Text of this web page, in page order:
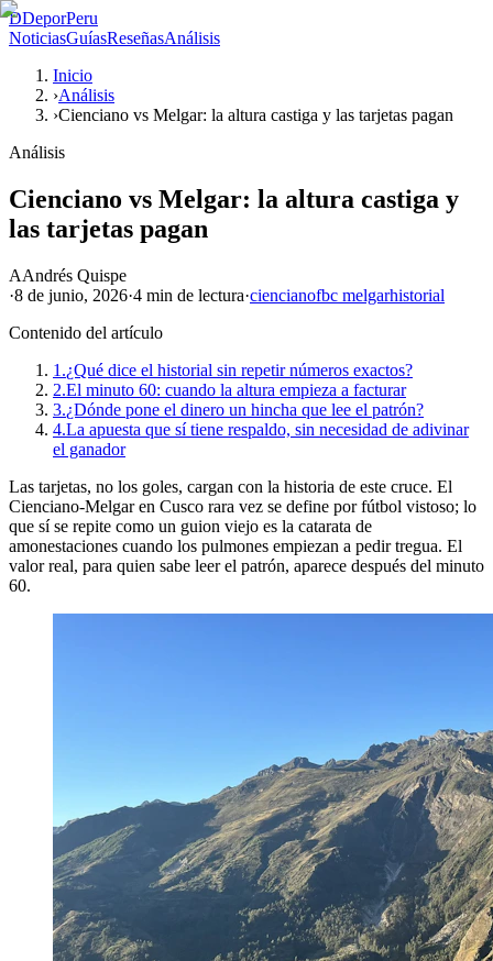
DDeporPeru
NoticiasGuíasReseñasAnálisis
Inicio
›Análisis
›Cienciano vs Melgar: la altura castiga y las tarjetas pagan
Análisis
Cienciano vs Melgar: la altura castiga y
las tarjetas pagan
AAndrés Quispe
·8 de junio, 2026·4 min de lectura·ciencianofbc melgarhistorial
Contenido del artículo
1.¿Qué dice el historial sin repetir números exactos?
2.El minuto 60: cuando la altura empieza a facturar
3.¿Dónde pone el dinero un hincha que lee el patrón?
4.La apuesta que sí tiene respaldo, sin necesidad de adivinar
el ganador
Las tarjetas, no los goles, cargan con la historia de este cruce. El
Cienciano-Melgar en Cusco rara vez se define por fútbol vistoso; lo
que sí se repite como un guion viejo es la catarata de
amonestaciones cuando los pulmones empiezan a pedir tregua. El
valor real, para quien sabe leer el patrón, aparece después del minuto
60.